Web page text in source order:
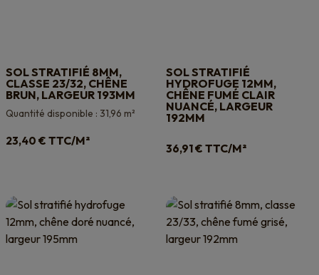
SOL STRATIFIÉ 8MM,
CLASSE 23/32, CHÊNE
BRUN, LARGEUR 193MM
Quantité disponible : 31,96 m²
23,40 € TTC/M²
SOL STRATIFIÉ
HYDROFUGE 12MM,
CHÊNE FUMÉ CLAIR
NUANCÉ, LARGEUR
192MM
36,91€ TTC/M²